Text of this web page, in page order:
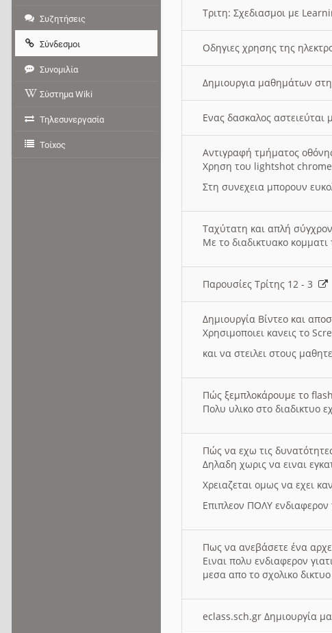
Τριτη: Σχεδιασμοι με
Οδηγιες χρησης της
Δημιουργια μαθημάτων
Ενας δασκαλος
Αντιγραφή τμήματος
Χρηση του lightshot
Στη συνεχεια μπορουν
Ταχύτατη και απλή
Με το διαδικτυακο
Παρουσίες Τρίτης 12 - 3
Δημιουργία Βίντεο και
Χρησιμοποιει κανεις το
και να στειλει στους
Πώς ξεμπλοκάρουμε το
Πολυ υλικο στο διαδικτυο
Πώς να εχω τις
Δηλαδη χωρις να ειναι
Χρειαζεται ομως να εχει
Επιπλεον ΠΟΛΥ
Πως να ανεβάσετε ένα
Ειναι πολυ ενδιαφερον
μεσα απο το σχολικο
eclass.sch.gr Δημιουργία
Συζητήσεις
Σύνδεσμοι
Συνομιλία
Σύστημα Wiki
Τηλεσυνεργασία
Τοίχος